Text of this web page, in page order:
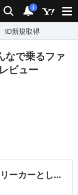
検索 通知
i
ID新規取得
なで乗るファ
ビュー
ーカーとし...